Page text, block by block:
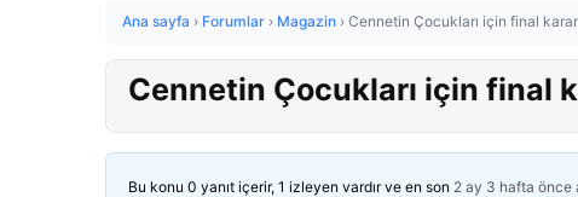
Ana sayfa › Forumlar › Magazin › Cennetin Çocukları için final
Cennetin Çocukları için final
Bu konu 0 yanıt içerir, 1 izleyen vardır ve en son 2 ay 3 hafta önce